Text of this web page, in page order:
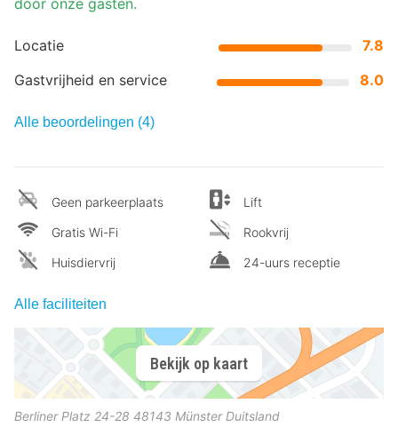
Locatie
7.8
Gastvrijheid en service
8.0
door onze gasten.
Alle beoordelingen (4)
Geen parkeerplaats
Gratis Wi-Fi
Huisdiervrij
Lift
Rookvrij
24-uurs receptie
Alle faciliteiten
Bekijk op kaart
Berliner Platz 24-28 48143 Münster Duitsland